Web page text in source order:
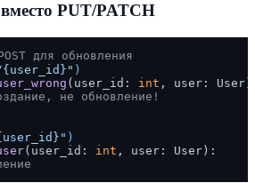
PUT/PATCH
для обновления
)
( user_id: int , user: User
не обновление!
)
( user_id: int , user: User ):